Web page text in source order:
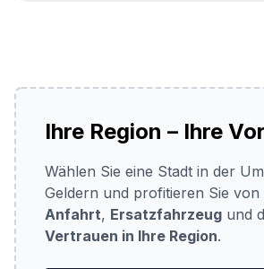
Ihre Region – Ihre
Wählen Sie eine Stadt in der
Geldern und profitieren Sie von
Anfahrt, Ersatzfahrzeug und
Vertrauen in Ihre Region.